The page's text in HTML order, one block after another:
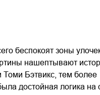
беспокоят зоны
нашептывают
Томи Бэтвикс, тем более
достойная логика на